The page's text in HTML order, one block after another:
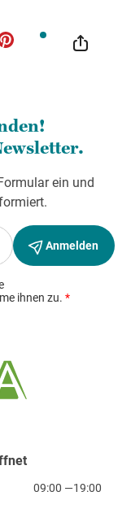
09:00 —19:00